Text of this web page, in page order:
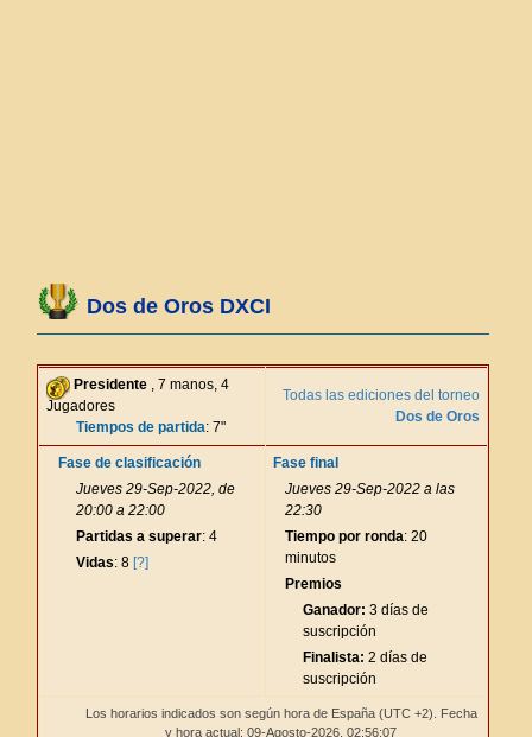
Dos de Oros DXCI
Presidente , 7 manos, 4
Jugadores
Tiempos de partida: 7"
Todas las ediciones del torneo
Dos de Oros
Fase de clasificación
Jueves 29-Sep-2022, de
20:00 a 22:00
Partidas a superar: 4
Vidas: 8 [?]
Fase final
Jueves 29-Sep-2022 a las
22:30
Tiempo por ronda: 20
minutos
Premios
Ganador: 3 días de
suscripción
Finalista: 2 días de
suscripción
Los horarios indicados son según hora de España (UTC +2). Fecha
y hora actual: 09-Agosto-2026, 02:56:07